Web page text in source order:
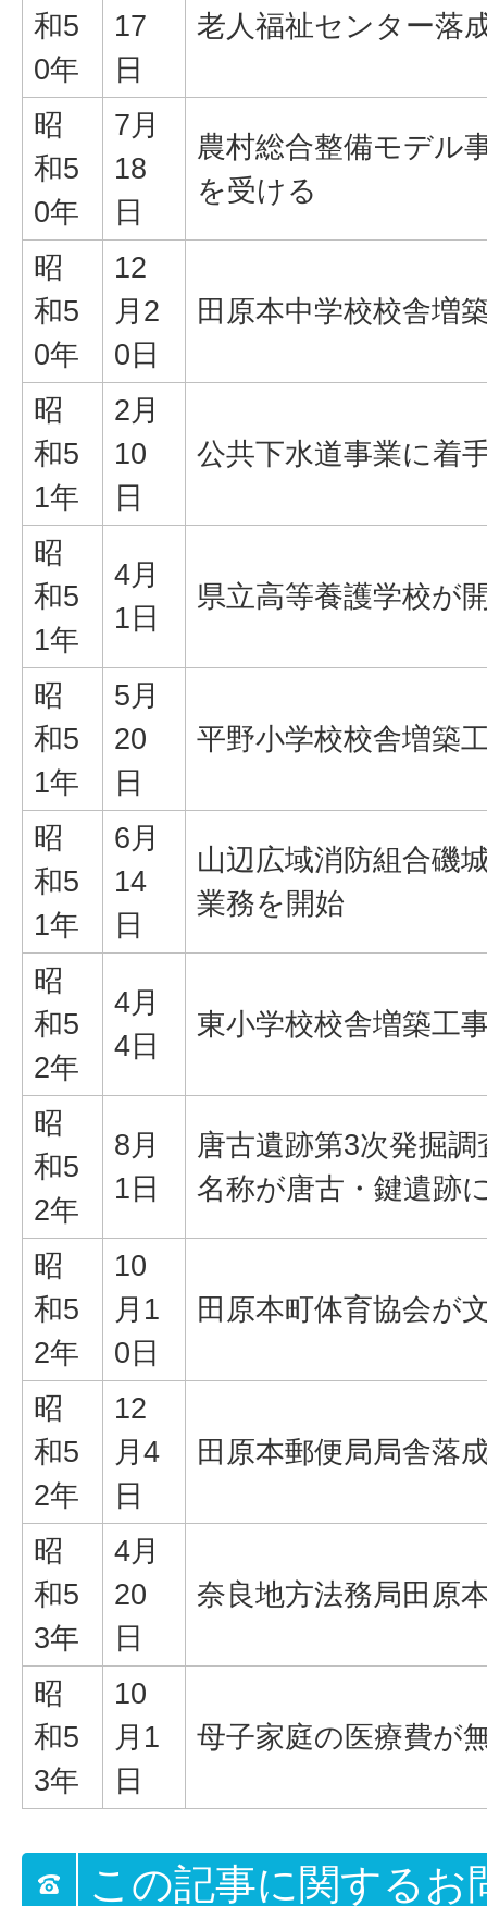
和5
0年
17
日
老人福祉センター落
昭
和5
0年
7月
18
日
農村総合整備モデル
を受ける
昭
和5
0年
12
月2
0日
田原本中学校校舎増
昭
和5
1年
2月
10
日
公共下水道事業に着
昭
和5
1年
4月
1日
県立高等養護学校が
昭
和5
1年
5月
20
日
平野小学校校舎増築
昭
和5
1年
6月
14
日
山辺広域消防組合磯
業務を開始
昭
和5
2年
4月
4日
東小学校校舎増築工
昭
和5
2年
8月
1日
唐古遺跡第3次発掘
名称が唐古・鍵遺跡
昭
和5
2年
10
月1
0日
田原本町体育協会が
昭
和5
2年
12
月4
日
田原本郵便局局舎落
昭
和5
3年
4月
20
日
奈良地方法務局田原
昭
和5
3年
10
月1
日
母子家庭の医療費が
この記事に関するお